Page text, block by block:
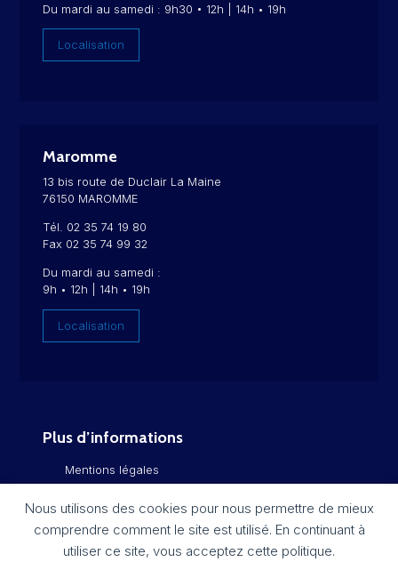
Nous utilisons des cookies pour nous permettre de mieux
comprendre comment le site est utilisé. En continuant à
utiliser ce site, vous acceptez cette politique.
Du mardi au samedi : 9h30 • 12h | 14h • 19h
Localisation
Maromme
13 bis route de Duclair La Maine
76150 MAROMME
Tél. 02 35 74 19 80
Fax 02 35 74 99 32
Du mardi au samedi :
9h • 12h | 14h • 19h
Localisation
Plus d’informations
Mentions légales
Politique de confidentialité
Flux RSS